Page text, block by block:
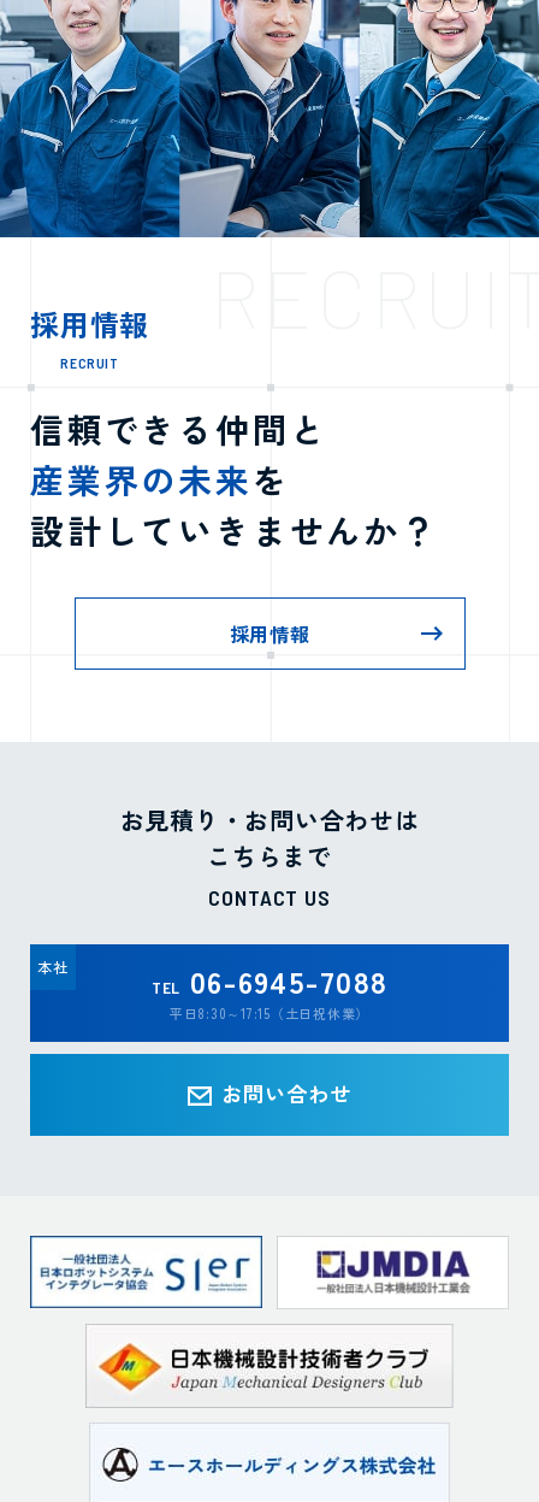
採用情報
RECRUIT
信頼できる仲間と
産業界の未来を
設計していきませんか？
採用情報
お見積り・お問い合わせは
こちらまで
CONTACT US
本社
TEL 06-6945-7088
平日8:30～17:15（土日祝休業）
お問い合わせ